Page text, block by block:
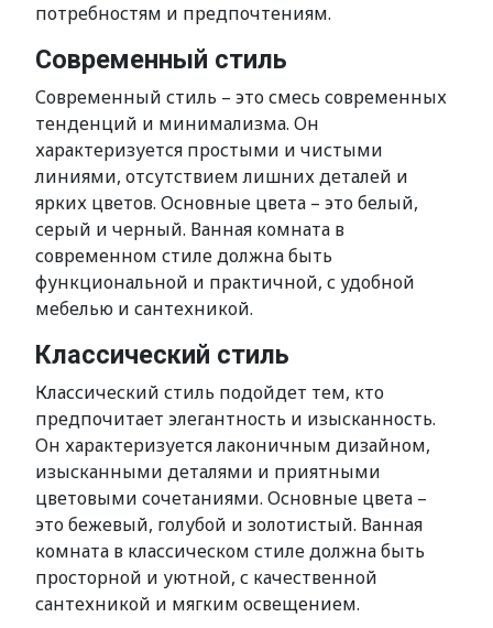
потребностям и предпочтениям.
Современный стиль
Современный стиль – это смесь современных
тенденций и минимализма. Он
характеризуется простыми и чистыми
линиями, отсутствием лишних деталей и
ярких цветов. Основные цвета – это белый,
серый и черный. Ванная комната в
современном стиле должна быть
функциональной и практичной, с удобной
мебелью и сантехникой.
Классический стиль
Классический стиль подойдет тем, кто
предпочитает элегантность и изысканность.
Он характеризуется лаконичным дизайном,
изысканными деталями и приятными
цветовыми сочетаниями. Основные цвета –
это бежевый, голубой и золотистый. Ванная
комната в классическом стиле должна быть
просторной и уютной, с качественной
сантехникой и мягким освещением.